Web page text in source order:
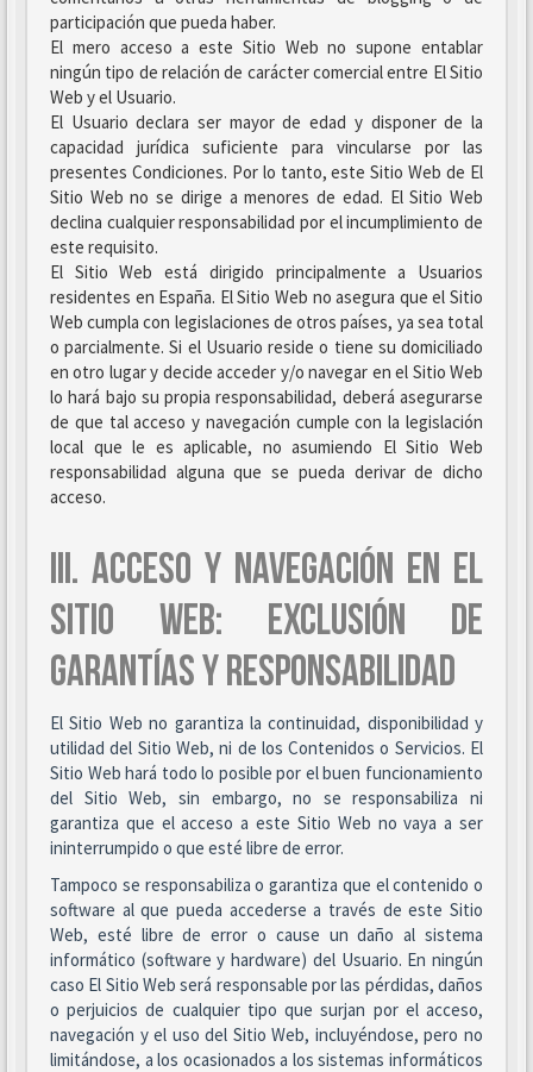
participación que pueda haber.
El mero acceso a este Sitio Web no supone entablar
ningún tipo de relación de carácter comercial entre El Sitio
Web y el Usuario.
El Usuario declara ser mayor de edad y disponer de la
capacidad jurídica suficiente para vincularse por las
presentes Condiciones. Por lo tanto, este Sitio Web de El
Sitio Web no se dirige a menores de edad. El Sitio Web
declina cualquier responsabilidad por el incumplimiento de
este requisito.
El Sitio Web está dirigido principalmente a Usuarios
residentes en España. El Sitio Web no asegura que el Sitio
Web cumpla con legislaciones de otros países, ya sea total
o parcialmente. Si el Usuario reside o tiene su domiciliado
en otro lugar y decide acceder y/o navegar en el Sitio Web
lo hará bajo su propia responsabilidad, deberá asegurarse
de que tal acceso y navegación cumple con la legislación
local que le es aplicable, no asumiendo El Sitio Web
responsabilidad alguna que se pueda derivar de dicho
acceso.
III. ACCESO Y NAVEGACIÓN EN EL
SITIO WEB: EXCLUSIÓN DE
GARANTÍAS Y RESPONSABILIDAD
El Sitio Web no garantiza la continuidad, disponibilidad y
utilidad del Sitio Web, ni de los Contenidos o Servicios. El
Sitio Web hará todo lo posible por el buen funcionamiento
del Sitio Web, sin embargo, no se responsabiliza ni
garantiza que el acceso a este Sitio Web no vaya a ser
ininterrumpido o que esté libre de error.
Tampoco se responsabiliza o garantiza que el contenido o
software al que pueda accederse a través de este Sitio
Web, esté libre de error o cause un daño al sistema
informático (software y hardware) del Usuario. En ningún
caso El Sitio Web será responsable por las pérdidas, daños
o perjuicios de cualquier tipo que surjan por el acceso,
navegación y el uso del Sitio Web, incluyéndose, pero no
limitándose, a los ocasionados a los sistemas informáticos